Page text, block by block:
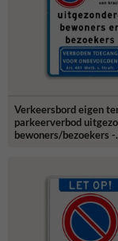
Verkeersbord eigen
parkeerverbod
bewoners/bezoekers -